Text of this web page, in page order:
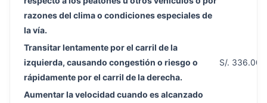
razones del clima o condiciones especiales de
la vía.
Transitar lentamente por el carril de la
izquierda, causando congestión o riesgo o
rápidamente por el carril de la derecha.
S/. 336.00
Aumentar la velocidad cuando es alcanzado